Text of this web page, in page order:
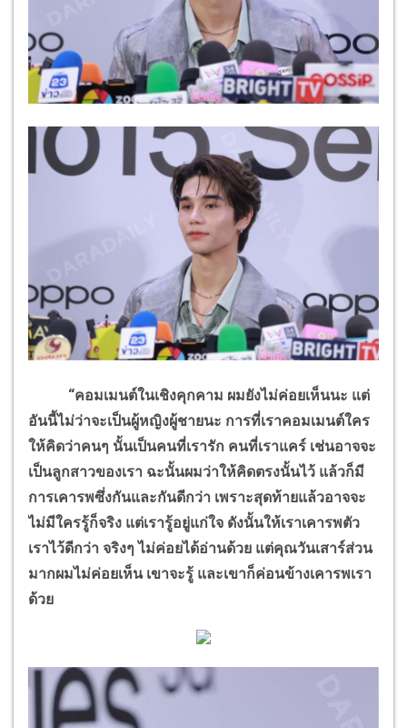
“คอมเมนต์ในเชิงคุกคาม ผมยังไม่ค่อยเห็นนะ แต่
อันนี้ไม่ว่าจะเป็นผู้หญิงผู้ชายนะ การที่เราคอมเมนต์ใคร
ให้คิดว่าคนๆ นั้นเป็นคนที่เรารัก คนที่เราแคร์ เช่นอาจจะ
เป็นลูกสาวของเรา ฉะนั้นผมว่าให้คิดตรงนั้นไว้ แล้วก็มี
การเคารพซึ่งกันและกันดีกว่า เพราะสุดท้ายแล้วอาจจะ
ไม่มีใครรู้ก็จริง แต่เรารู้อยู่แก่ใจ ดังนั้นให้เราเคารพตัว
เราไว้ดีกว่า จริงๆ ไม่ค่อยได้อ่านด้วย แต่คุณวันเสาร์ส่วน
มากผมไม่ค่อยเห็น เขาจะรู้ และเขาก็ค่อนข้างเคารพเรา
ด้วย